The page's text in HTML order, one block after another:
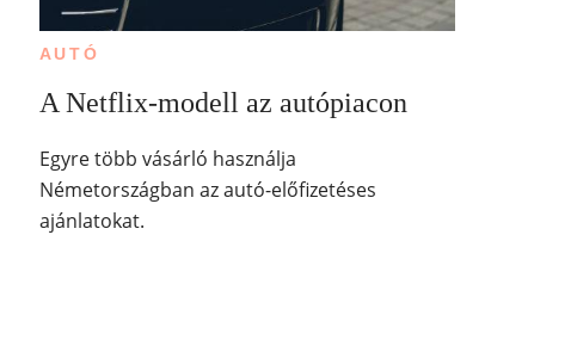
AUTÓ
A Netflix-modell az autópiacon
Egyre több vásárló használja
Németországban az autó-előfizetéses
ajánlatokat.